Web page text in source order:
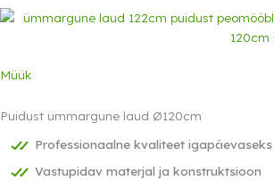
Müük
Puidust ümmargune laud Ø120cm
Professionaalne kvaliteet
Vastupidav materjal ja konstruktsioon